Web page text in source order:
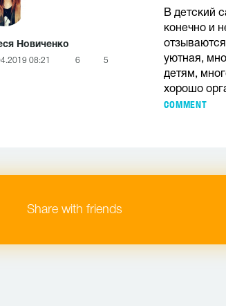
Новиченко
08:21 6 5
В детский
конечно и
уютная,
детям,
хорошо
COMMENT
Share with friends